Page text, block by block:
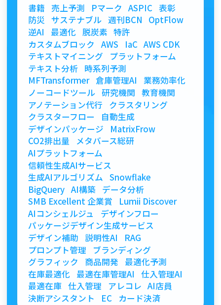
書籍
売上予測 Pマーク ASPIC 表彰
防災 サステナブル 週刊BCN
OptFlow
逆AI
最適化 脱炭素 特許
カスタムブロック
AWS IaC AWS CDK
テキストマイニング
プラットフォーム
テキスト分析 時系列予測
MFTransformer 倉庫管理AI
業務効率化
ノーコードツール 研究機関 教育機関
アノテーション代行
クラスタリング
クラスターフロー
自動生成
デザインパッケージ
MatrixFrow
CO2排出量
メタバース総研
AIプラットフォーム
信頼性生成AIサービス
生成AIアルゴリズム Snowflake
BigQuery AI構築
データ分析
SMB Excellent 企業賞
Lumii Discover
AIコンシェルジュ
デザインフロー
パッケージデザイン生成サービス
デザイン補助 説明性AI
RAG
プロンプト管理
ブランディング
グラフィック
商品開発
最適化予測
在庫最適化 最適在庫管理AI
仕入管理AI
最適在庫 仕入管理 アレコレ AI店員
決断アシスタント
EC カード決済